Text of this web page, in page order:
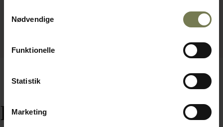
Nødvendige
Funktionelle
Statistik
Marketing
Relaterede varer